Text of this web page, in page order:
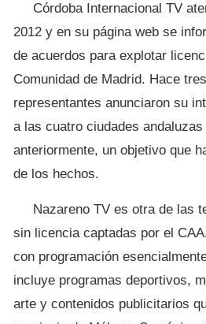
Córdoba Internacional TV
2012 y en su página web se
de acuerdos para explotar
Comunidad de Madrid. Hace
representantes anunciaron su
a las cuatro ciudades andaluzas
anteriormente, un objetivo que
de los hechos.
Nazareno TV es otra de las
sin licencia captadas por el
con programación
incluye programas deportivos,
arte y contenidos publicitarios